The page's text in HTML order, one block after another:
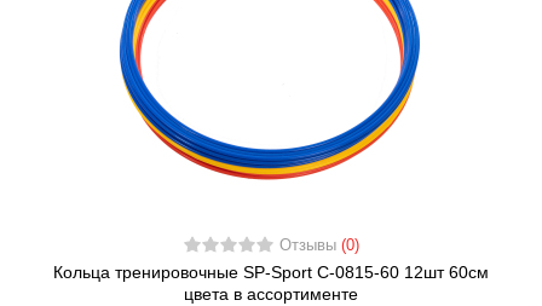
Отзывы (0)
Кольца тренировочные SP-Sport C-0815-60 12шт 60см
цвета в ассортименте